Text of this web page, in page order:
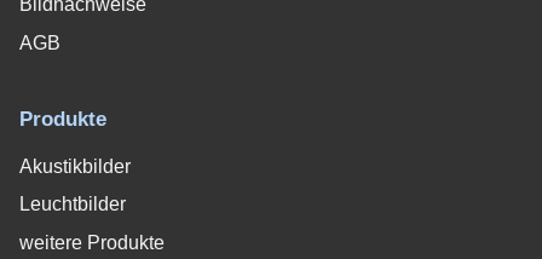
Bildnachweise
AGB
Produkte
Akustikbilder
Leuchtbilder
weitere Produkte